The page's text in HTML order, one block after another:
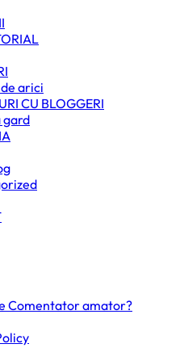
arici
CU BLOGGERI
gard
Comentator amator?